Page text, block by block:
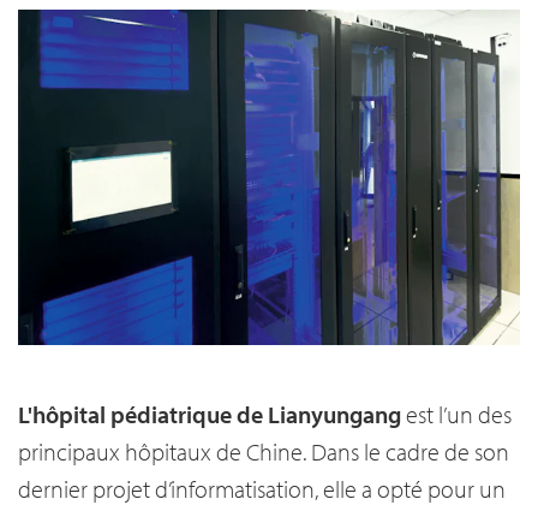
L'hôpital pédiatrique de Lianyungangest l’un des
principaux hôpitaux de Chine. Dans le cadre de son
dernier projet d’informatisation, elle a opté pour un